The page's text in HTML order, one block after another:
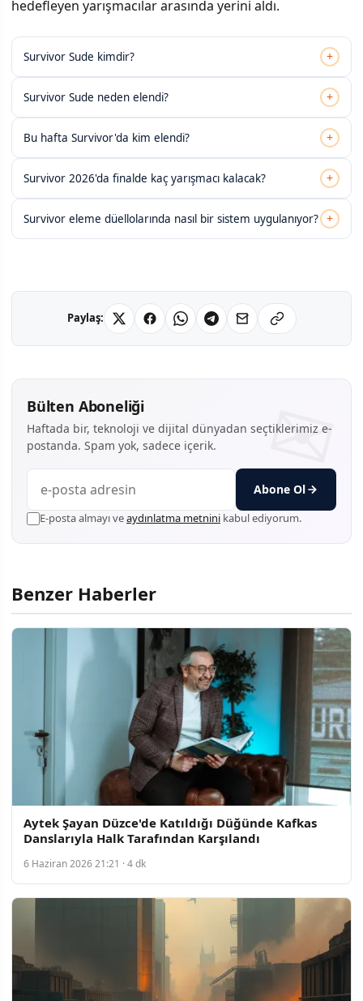
hedefleyen yarışmacılar arasında yerini aldı.
Survivor Sude kimdir? +
Survivor Sude neden elendi? +
Bu hafta Survivor'da kim elendi? +
Survivor 2026'da finalde kaç yarışmacı kalacak? +
Survivor eleme düellolarında nasıl bir sistem uygulanıyor? +
Paylaş:
Bülten Aboneliği
Haftada bir, teknoloji ve dijital dünyadan seçtiklerimiz e-
postanda. Spam yok, sadece içerik.
Abone Ol
E-posta almayı veaydınlatma metnini kabul ediyorum.
Benzer Haberler
Aytek Şayan Düzce'de Katıldığı Düğünde Kafkas
Danslarıyla Halk Tarafından Karşılandı
6 Haziran 2026 21:21 · 4 dk